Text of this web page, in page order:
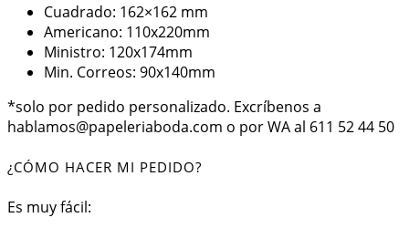
Cuadrado: 162×162 mm
Americano: 110x220mm
Ministro: 120x174mm
Min. Correos: 90x140mm
*solo por pedido personalizado. Excríbenos a
hablamos@papeleriaboda.com o por WA al 611 52 44 50
¿CÓMO HACER MI PEDIDO?
Es muy fácil: